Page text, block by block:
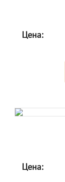
Цена:
Цена: